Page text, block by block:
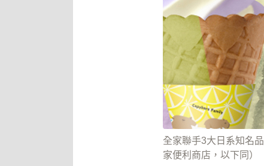
全家聯手3大日系知名
家便利商店，以下同）